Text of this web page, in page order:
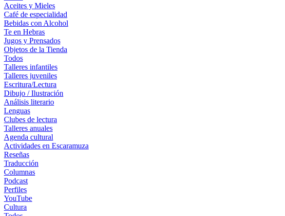
Aceites y Mieles
Café de especialidad
Bebidas con Alcohol
Te en Hebras
Jugos y Prensados
Objetos de la Tienda
Todos
Talleres infantiles
Talleres juveniles
Escritura/Lectura
Dibujo / Ilustración
Análisis literario
Lenguas
Clubes de lectura
Talleres anuales
Agenda cultural
Actividades en Escaramuza
Reseñas
Traducción
Columnas
Podcast
Perfiles
YouTube
Cultura